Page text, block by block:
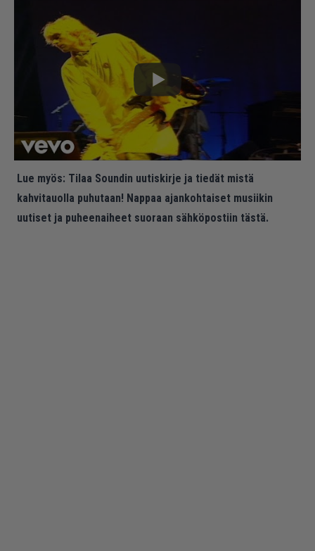
Lue myös: Tilaa Soundin uutiskirje ja tiedät mistä
kahvitauolla puhutaan! Nappaa ajankohtaiset musiikin
uutiset ja puheenaiheet suoraan sähköpostiin tästä.